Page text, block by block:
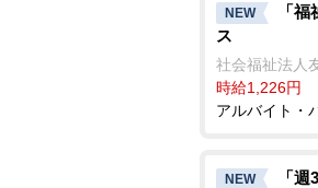
NEW
「
ス
社会福祉法人
時給1,226円
アルバイト・
NEW
「